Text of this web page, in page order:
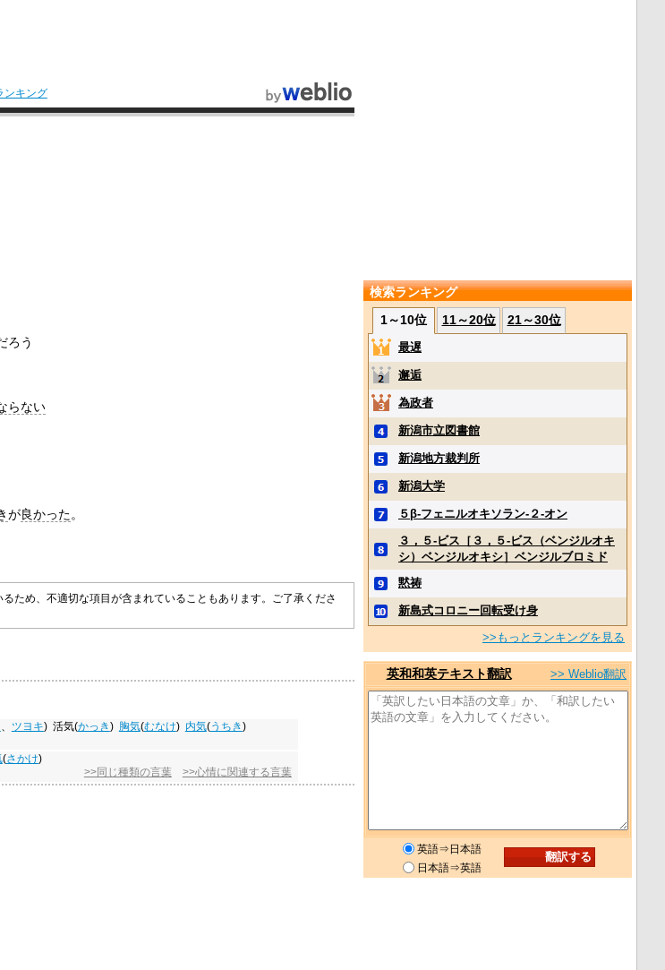
ンキング
ろう
らない
が良かった。
ため、不適切な項目が含まれていることもあります。ご了承くださ
ツヨキ)活気(かっき ) 胸気(むなけ) 内気( うちき )
(さかけ)
>>同じ種類の言葉
>>心情に関連する言葉
検索ランキング
1～10位
11～20位 21～30位
最遅
邂逅
為政者
新潟市立図書館
新潟地方裁判所
新潟大学
５β‐フェニルオキソラン‐２‐オン
３，５‐ビス［３，５‐ビス（ベンジルオキ
シ）ベンジルオキシ］ベンジルブロミド
黙祷
新島式コロニー回転受け身
>>もっとランキングを見る
英和和英テキスト翻訳 >> Weblio翻訳
英語⇒日本語
日本語⇒英語